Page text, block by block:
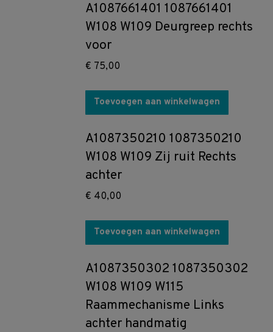
A1087661401 1087661401
W108 W109 Deurgreep rechts
voor
€ 75,00
Toevoegen aan winkelwagen
A1087350210 1087350210
W108 W109 Zij ruit Rechts
achter
€ 40,00
Toevoegen aan winkelwagen
A1087350302 1087350302
W108 W109 W115
Raammechanisme Links
achter handmatig